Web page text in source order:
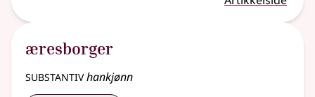
æresborger
substantivhankjønn